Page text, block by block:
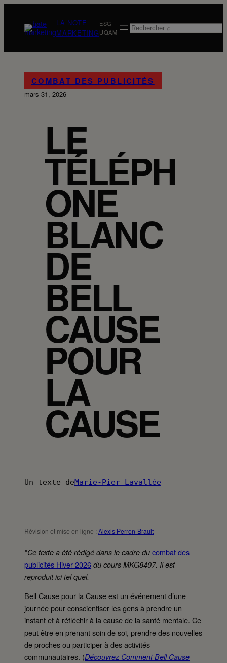
contenu
LA NOTE
MARKETING
ESG ·
UQAM
Rechercher
COMBAT DES PUBLICITÉS
mars 31, 2026
LE
TÉLÉPH
ONE
BLANC
DE
BELL
CAUSE
POUR
LA
CAUSE
Un texte deMarie-Pier Lavallée
Révision et mise en ligne : Alexis Perron-Brault
*Ce texte a été rédigé dans le cadre du combat des
publicités Hiver 2026 du cours MKG8407. Il est
reproduit ici tel quel.
Bell Cause pour la Cause est un événement d’une
journée pour conscientiser les gens à prendre un
instant et à réfléchir à la cause de la santé mentale. Ce
peut être en prenant soin de soi, prendre des nouvelles
de proches ou participer à des activités
communautaires. (Découvrez Comment Bell Cause